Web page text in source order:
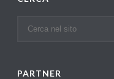
PARTNER